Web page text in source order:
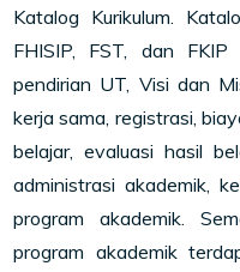
Katalog Kurikulum.
FHISIP, FST, dan
pendirian UT, Visi dan
kerja sama, registrasi,
belajar, evaluasi hasil
administrasi akademik,
program akademik.
program akademik